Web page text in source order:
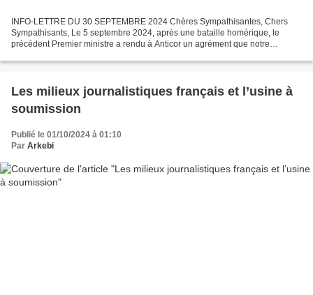
INFO-LETTRE DU 30 SEPTEMBRE 2024 Chères Sympathisantes, Chers
Sympathisants, Le 5 septembre 2024, après une bataille homérique, le
précédent Premier ministre a rendu à Anticor un agrément que notre
Les milieux journalistiques français et l’usine à
soumission
Publié le 01/10/2024 à 01:10
Par Arkebi